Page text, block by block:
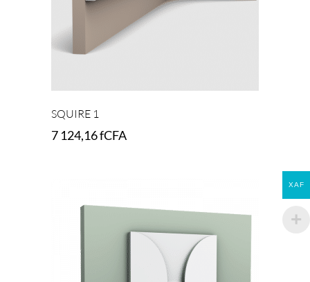
SQUIRE 1
7 124,16fCFA
XAF